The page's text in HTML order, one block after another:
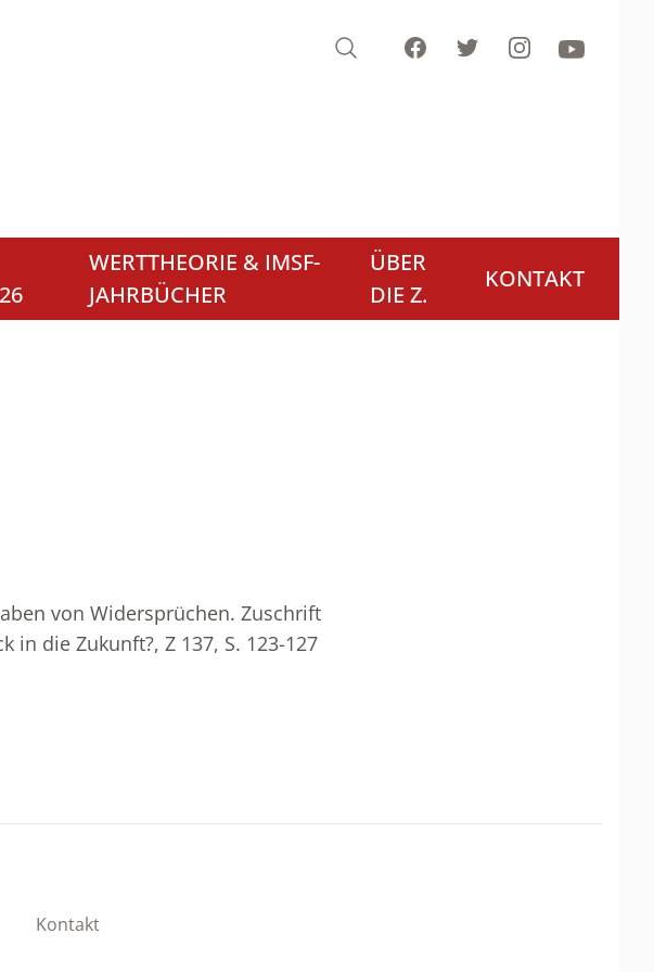
Search FacebookTwitterInstagramYoutube
WERTTHEORIE & IMSF-
JAHRBÜCHER
ÜBER
DIE Z.
KONTAKT
von Widersprüchen. Zuschrift
in die Zukunft?, Z 137, S. 123-127
Kontakt